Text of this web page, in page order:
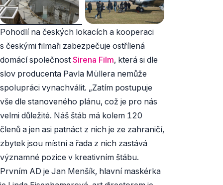
Pohodlí na českých lokacích a kooperaci
s českými filmaři zabezpečuje ostřílená
domácí společnost Sirena Film, která si dle
slov producenta Pavla Müllera nemůže
spolupráci vynachválit. „Zatím postupuje
vše dle stanoveného plánu, což je pro nás
velmi důležité. Náš štáb má kolem 120
členů a jen asi patnáct z nich je ze zahraničí,
zbytek jsou místní a řada z nich zastává
významné pozice v kreativním štábu.
Prvním AD je Jan Menšík, hlavní maskérka